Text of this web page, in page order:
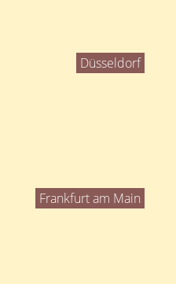
Düsseldorf
Frankfurt am Main